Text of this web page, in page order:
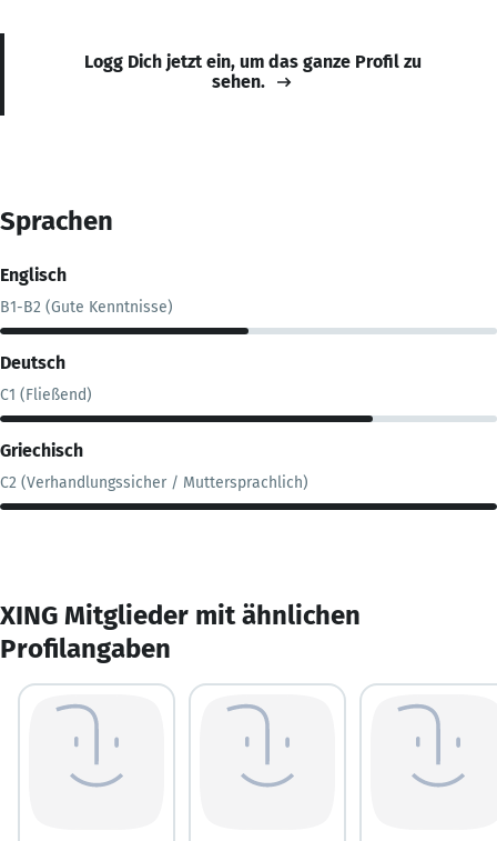
Logg Dich jetzt ein, um das ganze Profil zu
sehen.
Sprachen
Englisch
B1-B2 (Gute Kenntnisse)
Deutsch
C1 (Fließend)
Griechisch
C2 (Verhandlungssicher / Muttersprachlich)
XING Mitglieder mit ähnlichen
Profilangaben